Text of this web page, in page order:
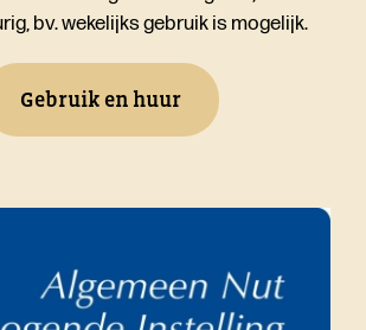
bv. wekelijks gebruik is mogelijk.
Gebruik en huur